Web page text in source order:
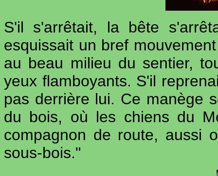
S'il s'arrêtait, la bête
esquissait un bref
au beau milieu du sentier,
yeux flamboyants. S'il
pas derrière lui. Ce manège
du bois, où les chiens du
compagnon de route, aussi
sous-bois."